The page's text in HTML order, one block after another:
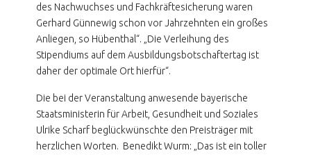
des Nachwuchses und Fachkräftesicherung waren
Gerhard Günnewig schon vor Jahrzehnten ein großes
Anliegen, so Hübenthal“. „Die Verleihung des
Stipendiums auf dem Ausbildungsbotschaftertag ist
daher der optimale Ort hierfür“.
Die bei der Veranstaltung anwesende bayerische
Staatsministerin für Arbeit, Gesundheit und Soziales
Ulrike Scharf beglückwünschte den Preisträger mit
herzlichen Worten. Benedikt Wurm: „Das ist ein toller